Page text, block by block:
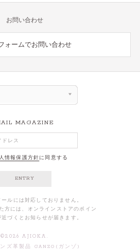
お問い合わせ
ォームでお問い合わせ
MAGAZINE
情報保護方針に同意する
ENTRY
ルには対応しておりません。
方には、オンラインストアのポイン
近づくとお知らせが届きます。
©2026 AJIOKA.
ンズ革製品 GANZO(ガンゾ)